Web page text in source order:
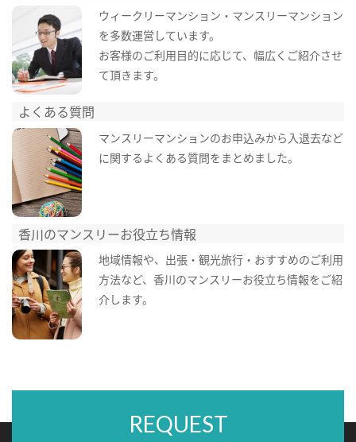
ウィークリーマンション・マンスリーマンション
を多数運営しています。
お客様のご利用目的に応じて、幅広くご紹介させ
て頂きます。
よくある質問
マンスリーマンションのお申込みから入退去など
に関するよくある質問をまとめました。
香川のマンスリーお役立ち情報
地域情報や、出張・観光旅行・おすすめのご利用
方法など、香川のマンスリーお役立ち情報をご紹
介します。
REQUEST